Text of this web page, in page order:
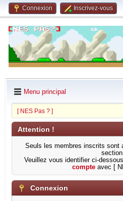
Connexion Inscrivez-vous
Menu principal
[ NES Pas ? ]
Attention !
Seuls les membres inscrits sont
section.
Veuillez vous identifier ci-
compteavec [
Connexion